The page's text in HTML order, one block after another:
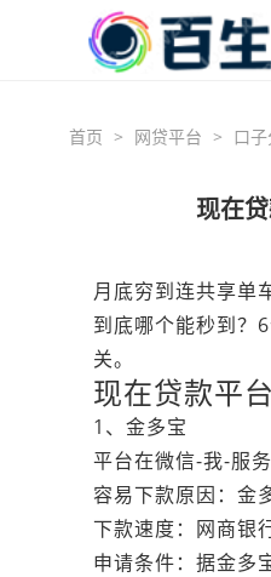
首页 > 网贷平台 > 口
现在
月底穷到连共享单
到底哪个能秒到？
关。
现在贷款平
1、金多宝
平台在微信-我-服
容易下款原因：金
下款速度：网商银
申请条件：据金多